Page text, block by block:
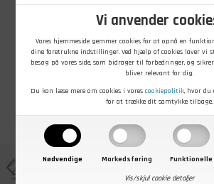
Vi anvender
Vores hjemmeside gemmer cookies for at opnå en
dine foretrukne indstillinger. Ved hjælp af cookies laver vi
besøg på vores side, som bidrager til forbedringer, og
bliver relevant for dig.
Du kan læse mere om cookies i vores cookiepolitik, hvor du
for at trække dit samtykke tilbage.
Nødvendige Markedsføring Funktionelle
Vis/skjul cookie detaljer
Kampskole,